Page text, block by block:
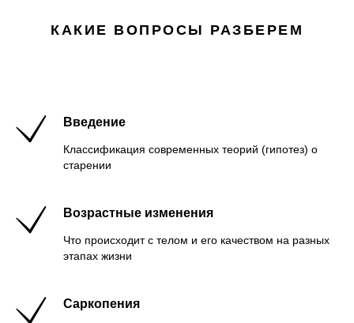
КАКИЕ ВОПРОСЫ РАЗБЕРЕМ
Введение
Классификация современных теорий (гипотез) о
старении
Возрастные изменения
Что происходит с телом и его качеством на разных
этапах жизни
Саркопения